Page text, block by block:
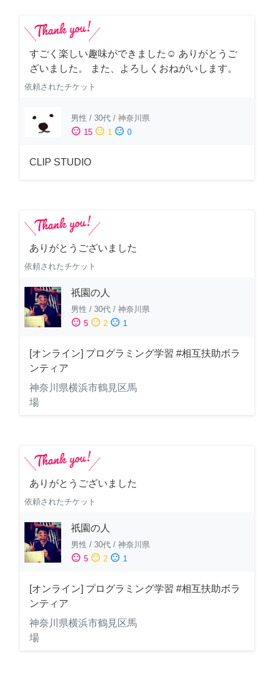
すごく楽しい趣味ができました☺︎ ありがとうご
ざいました。 また、よろしくおねがいします。
依頼されたチケット
男性 / 30代 / 神奈川県
sentiment_satisfied 15 sentiment_neutral 1 sentiment_dissatisfied 0
CLIP STUDIO
ありがとうございました
依頼されたチケット
祇園の人
男性 / 30代 / 神奈川県
sentiment_satisfied 5 sentiment_neutral 2 sentiment_dissatisfied 1
[オンライン] プログラミング学習 #相互扶助ボラ
ンティア
神奈川県横浜市鶴見区馬
場
ありがとうございました
依頼されたチケット
祇園の人
男性 / 30代 / 神奈川県
sentiment_satisfied 5 sentiment_neutral 2 sentiment_dissatisfied 1
[オンライン] プログラミング学習 #相互扶助ボラ
ンティア
神奈川県横浜市鶴見区馬
場